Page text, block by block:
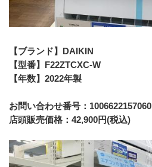
【ブランド】DAIKIN
【型番】F22ZTCXC-W
【年数】2022年製
お問い合わせ番号：1006622157060
店頭販売価格：42,900円(税込)